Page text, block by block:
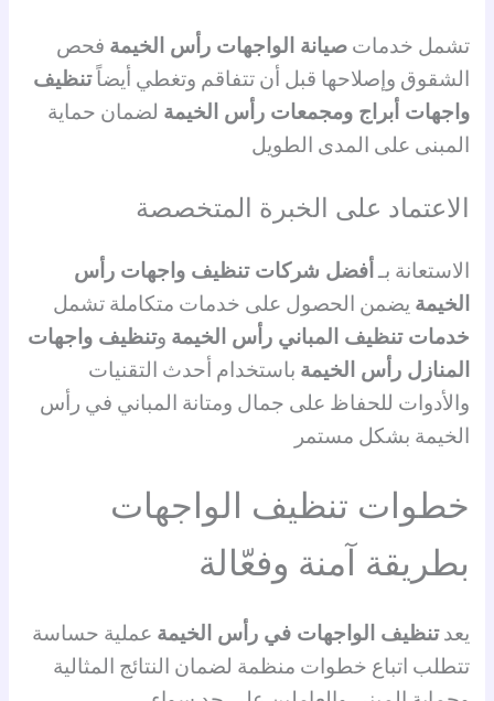
تشمل خدماتصيانة الواجهات رأس الخيمة فحص
الشقوق وإصلاحها قبل أن تتفاقم وتغطي أيضاًتنظيف
واجهات أبراج ومجمعات رأس الخيمة لضمان حماية
المبنى على المدى الطويل
الاعتماد على الخبرة المتخصصة
الاستعانة بـ أفضل شركات تنظيف واجهات رأس
الخيمة يضمن الحصول على خدمات متكاملة تشمل
خدمات تنظيف المباني رأس الخيمة وتنظيف واجهات
المنازل رأس الخيمة باستخدام أحدث التقنيات
والأدوات للحفاظ على جمال ومتانة المباني في رأس
الخيمة بشكل مستمر
خطوات تنظيف الواجهات
بطريقة آمنة وفعّالة
يعدتنظيف الواجهات في رأس الخيمة عملية حساسة
تتطلب اتباع خطوات منظمة لضمان النتائج المثالية